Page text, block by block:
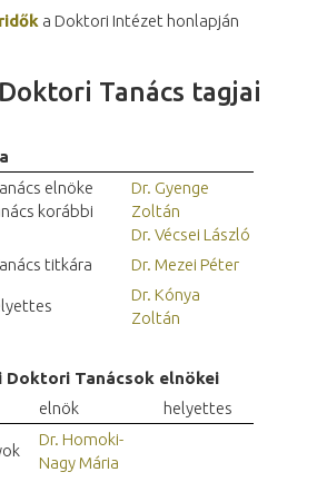
a Doktori Intézet honlapján
Tanács tagjai
elnöke
korábbi
Dr. Gyenge
Zoltán
Dr. Vécsei László
titkára
Dr. Mezei Péter
Dr. Kónya
Zoltán
Doktori Tanácsok elnökei
elnök helyettes
Dr. Homoki-
Nagy Mária